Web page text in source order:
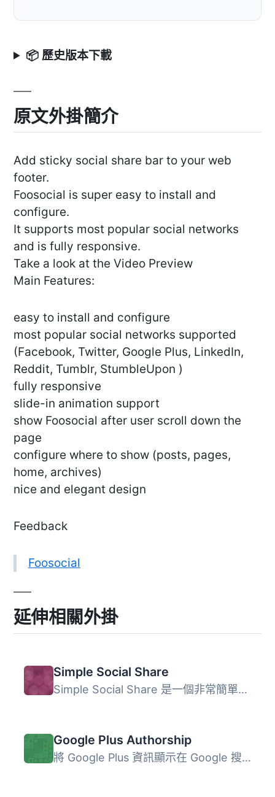
📦 歷史版本下載
原文外掛簡介
Add sticky social share bar to your web
footer.
Foosocial is super easy to install and
configure.
It supports most popular social networks
and is fully responsive.
Take a look at the Video Preview
Main Features:
easy to install and configure
most popular social networks supported
(Facebook, Twitter, Google Plus, LinkedIn,
Reddit, Tumblr, StumbleUpon )
fully responsive
slide-in animation support
show Foosocial after user scroll down the
page
configure where to show (posts, pages,
home, archives)
nice and elegant design
Feedback
Foosocial
延伸相關外掛
Simple Social Share
Simple Social Share 是一個非常簡單易用的社交媒體分享 Word...
Google Plus Authorship
將 Google Plus 資訊顯示在 Google 搜尋結果中，並整合 Googl...